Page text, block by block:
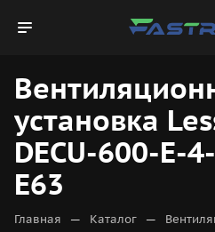
установка
DECU-600-E-
E63
Главная — Каталог —